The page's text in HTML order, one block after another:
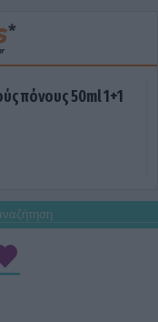
πόνους 50ml 1+1